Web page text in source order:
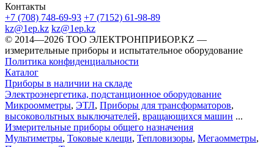
Контакты
+7 (708) 748-69-93 +7 (7152) 61-98-89
kz@1ep.kz kz@1ep.kz
©️ 2014—2026 ТОО ЭЛЕКТРОНПРИБОР.KZ —
измерительные приборы и испытательное оборудование
Политика конфиденциальности
Каталог
Приборы в наличии на складе
Электроэнергетика, подстанционное оборудование
Микроомметры, ЭТЛ, Приборы для трансформаторов,
высоковольтных выключателей, вращающихся машин ...
Измерительные приборы общего назначения
Мультиметры, Токовые клещи, Тепловизоры, Мегаомметры,